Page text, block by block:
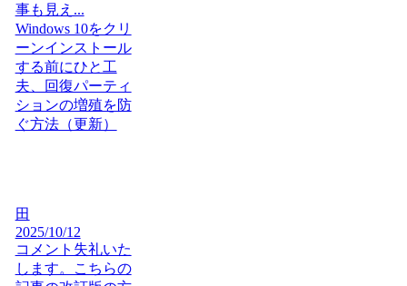
事も見え...
Windows 10をクリ
ーンインストール
する前にひと工
夫、回復パーティ
ションの増殖を防
ぐ方法（更新）
田
2025/10/12
コメント失礼いた
します。こちらの